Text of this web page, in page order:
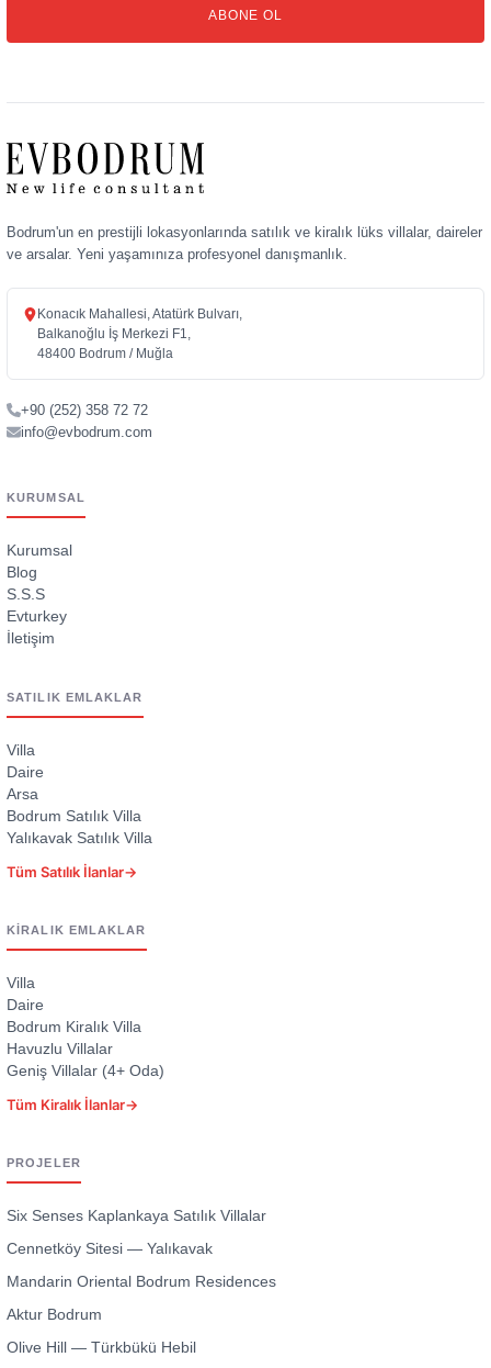
ABONE OL
Bodrum'un en prestijli lokasyonlarında satılık ve kiralık lüks villalar, daireler
ve arsalar. Yeni yaşamınıza profesyonel danışmanlık.
Konacık Mahallesi, Atatürk Bulvarı,
Balkanoğlu İş Merkezi F1,
48400 Bodrum / Muğla
+90 (252) 358 72 72
info@evbodrum.com
KURUMSAL
Kurumsal
Blog
S.S.S
Evturkey
İletişim
SATILIK EMLAKLAR
Villa
Daire
Arsa
Bodrum Satılık Villa
Yalıkavak Satılık Villa
Tüm Satılık İlanlar→
KIRALIK EMLAKLAR
Villa
Daire
Bodrum Kiralık Villa
Havuzlu Villalar
Geniş Villalar (4+ Oda)
Tüm Kiralık İlanlar→
PROJELER
Six Senses Kaplankaya Satılık Villalar
Cennetköy Sitesi — Yalıkavak
Mandarin Oriental Bodrum Residences
Aktur Bodrum
Olive Hill — Türkbükü Hebil